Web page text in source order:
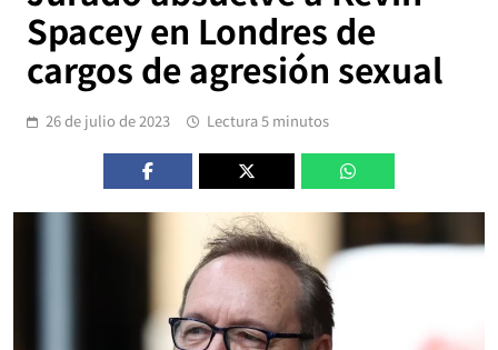
Spacey en Londres de
cargos de agresión sexual
26 de julio de 2023 Lectura 5 minutos